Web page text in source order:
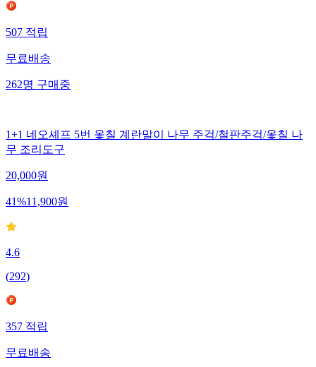
507적립
무료배송
262명구매중
1+1 네오셰프 5번 옻칠 계란말이 나무 주걱/철판주걱/옻칠 나
무 조리도구
20,000원
41%11,900원
4.6
(292)
357적립
무료배송